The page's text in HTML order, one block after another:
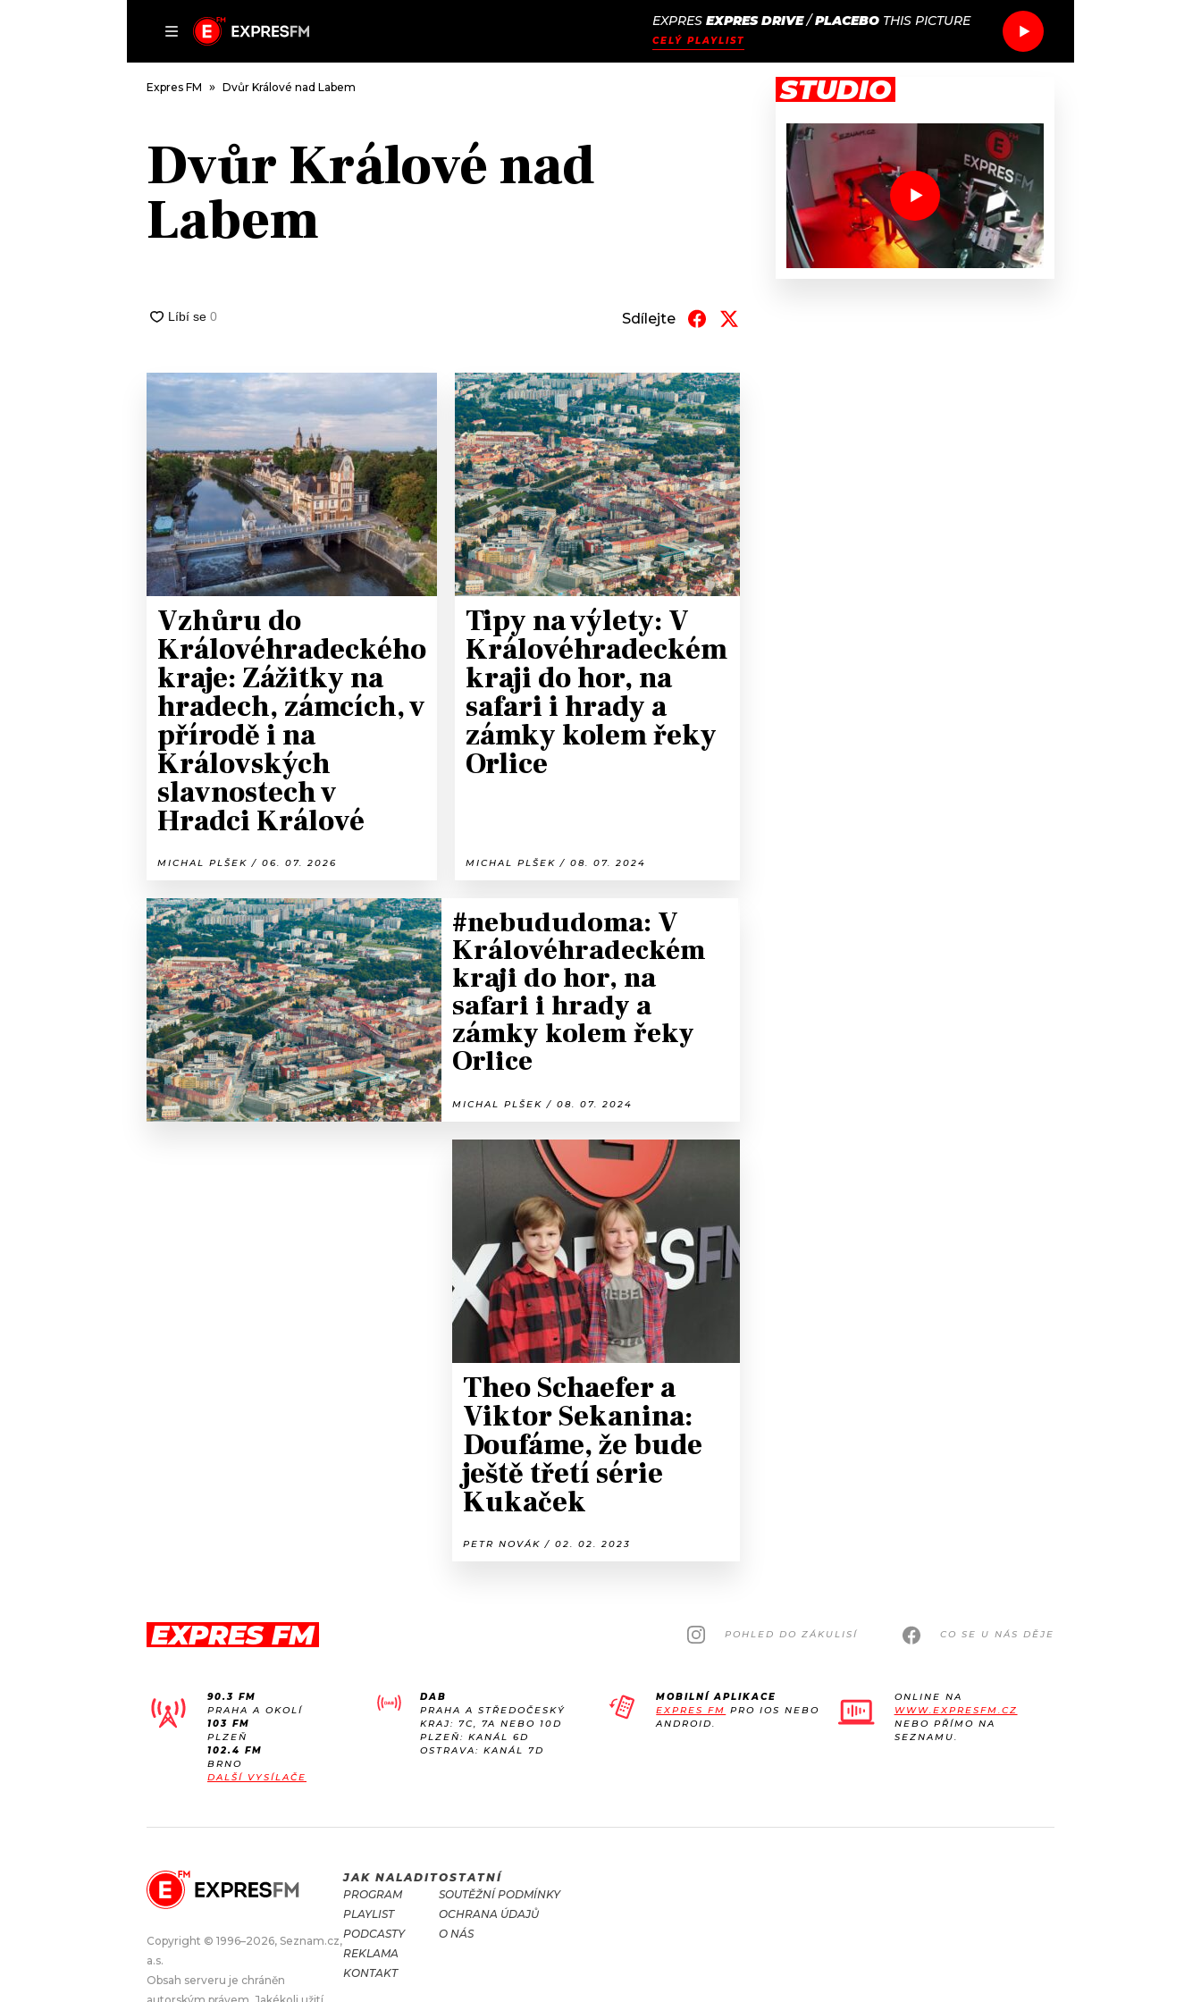
EXPRES EXPRES DRIVE/PLACEBO THIS PICTURE
CELÝ PLAYLIST
DOMŮ
ČLÁNKY
AKTUÁLNĚ
#NEBUDUDOMA
PODCASTY
JAK NALADIT
RÁDIO
APLIKACE
PROGRAM
PLAYLIST
JAK NALADIT
SOUTĚŽE
Expres FM Dvůr Králové nad Labem
Dvůr Králové nad
Labem
Sdílejte
Vzhůru do
Královéhradeckého
kraje: Zážitky na
hradech, zámcích, v
přírodě i na
Královských
slavnostech v
Hradci Králové
MICHAL PLŠEK / 06. 07. 2026
Tipy na výlety: V
Královéhradeckém
kraji do hor, na
safari i hrady a
zámky kolem řeky
Orlice
MICHAL PLŠEK / 08. 07. 2024
#nebududoma: V
Královéhradeckém
kraji do hor, na
safari i hrady a
zámky kolem řeky
Orlice
MICHAL PLŠEK / 08. 07. 2024
Theo Schaefer a
Viktor Sekanina:
Doufáme, že bude
ještě třetí série
Kukaček
PETR NOVÁK / 02. 02. 2023
STUDIO
EXPRES FM POHLED DO ZÁKULISÍ CO SE U NÁS DĚJE
90.3 FM
PRAHA A OKOLÍ
103 FM
PLZEŇ
102.4 FM
BRNO
DALŠÍ VYSÍLAČE
DAB
PRAHA A STŘEDOČESKÝ
KRAJ: 7C, 7A NEBO 10D
PLZEŇ: KANÁL 6D
OSTRAVA: KANÁL 7D
MOBILNÍ APLIKACE
EXPRES FM PRO IOS NEBO
ANDROID.
ONLINE NA
WWW.EXPRESFM.CZ
NEBO PŘÍMO NA
SEZNAMU.
Copyright © 1996–2026, Seznam.cz,
a.s.
Obsah serveru je chráněn
JAK NALADIT
PROGRAM
PLAYLIST
PODCASTY
REKLAMA
KONTAKT
OSTATNÍ
SOUTĚŽNÍ PODMÍNKY
OCHRANA ÚDAJŮ
O NÁS